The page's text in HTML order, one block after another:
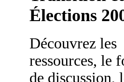
Élections
Découvrez les
ressources, le
de discussion,